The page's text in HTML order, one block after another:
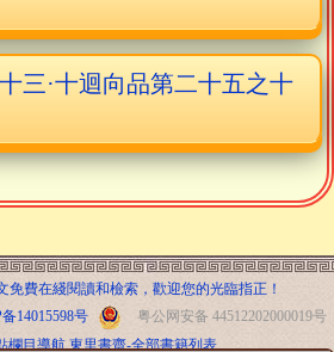
三·十迴向品第二十五之十
免費在綫閱讀和檢索，歡迎您的光臨指正！
14015598号
粤公网安备 44512202000019号
欄目導航 東里書齋-全部書籍列表